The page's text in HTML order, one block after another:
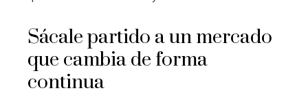
Sácale partido a un mercado
que cambia de forma
continua